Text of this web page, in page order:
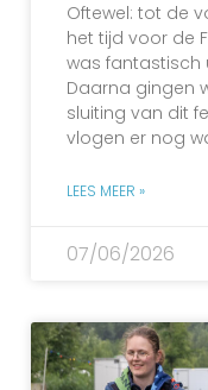
Oftewel: tot de
het tijd voor de
was fantastisch
Daarna gingen
sluiting van dit
vlogen er nog
LEES MEER »
07/06/2026